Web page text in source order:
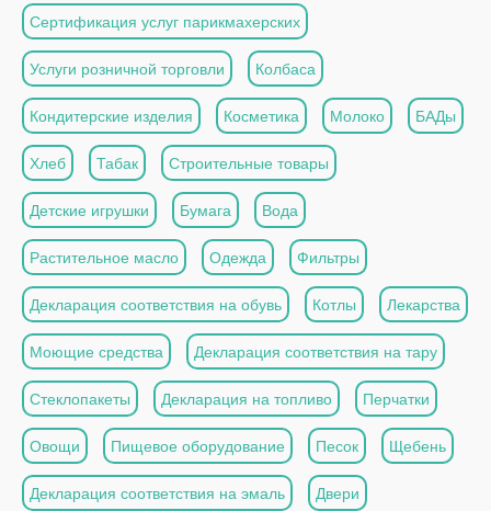
Сертификация услуг парикмахерских
Услуги розничной торговли Колбаса
Кондитерские изделия Косметика Молоко БАДы
Хлеб Табак Строительные товары
Детские игрушки Бумага Вода
Растительное масло Одежда Фильтры
Декларация соответствия на обувь Котлы Лекарства
Моющие средства Декларация соответствия на тару
Стеклопакеты Декларация на топливо Перчатки
Овощи Пищевое оборудование Песок Щебень
Декларация соответствия на эмаль Двери